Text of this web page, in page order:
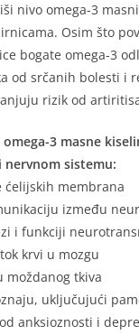
nivo omega-3
Osim što
bogate omega-3
od srčanih bolesti i
rizik od
3 masne
nervnom sistemu:
ćelijskih membrana
između
i funkciji
krvi u mozgu
moždanog tkiva
uključujući
anksioznosti i